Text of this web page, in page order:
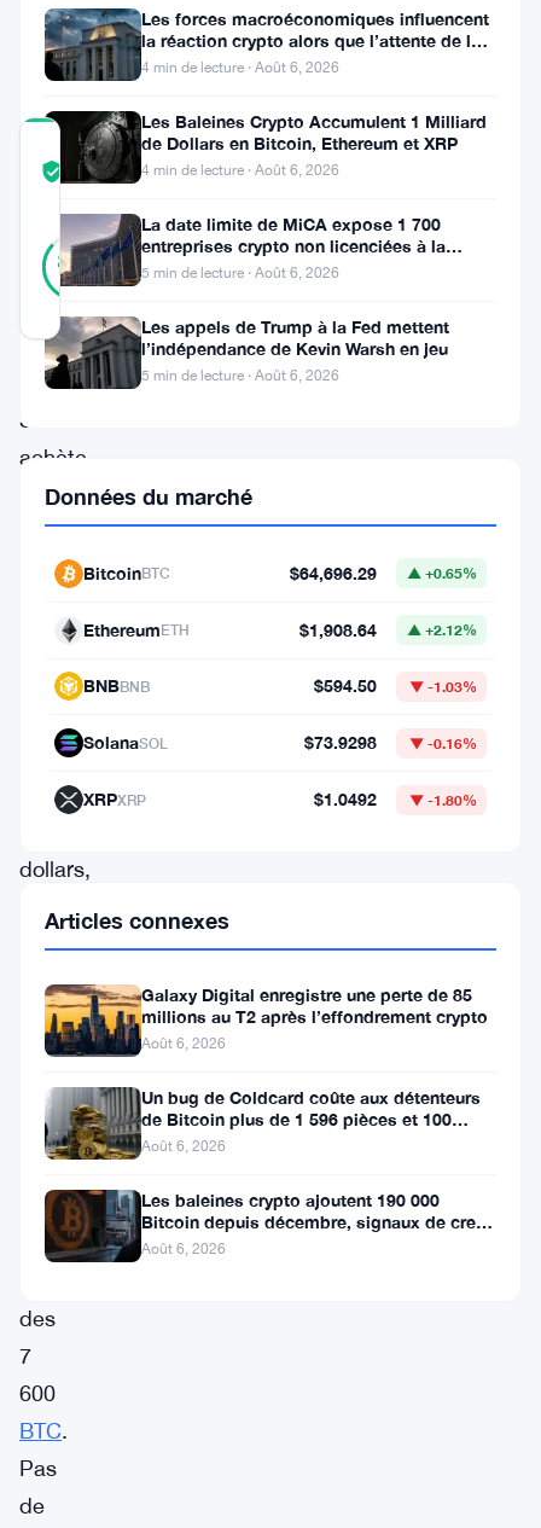
BTC
Réserves
COMMUNITY
TRUST
Vérifié
86 %
RÉEL
Vérifié
35
votes
Salvador
achète
encore.
Alors
que
Bitcoin
glisse
dollars,
gouvernement
Nayib
Bukele
renforce
ses
réserves,
qui
s’approchent
des
7
600
BTC.
Pas
de
Les forces macroéconomiques influencent
la réaction crypto alors que l’attente de la
Fed se poursuit
4 min de lecture · Août 6, 2026
Les Baleines Crypto Accumulent 1 Milliard
de Dollars en Bitcoin, Ethereum et XRP
4 min de lecture · Août 6, 2026
La date limite de MiCA expose 1 700
entreprises crypto non licenciées à la
fraude par usurpation
5 min de lecture · Août 6, 2026
Les appels de Trump à la Fed mettent
l’indépendance de Kevin Warsh en jeu
5 min de lecture · Août 6, 2026
Données du marché
BitcoinBTC $64,696.29 ▲ +0.65%
EthereumETH $1,908.64 ▲ +2.12%
BNBBNB $594.50 ▼ -1.03%
SolanaSOL $73.9298 ▼ -0.16%
XRPXRP $1.0492 ▼ -1.80%
Articles connexes
Galaxy Digital enregistre une perte de 85
millions au T2 après l’effondrement crypto
Août 6, 2026
Un bug de Coldcard coûte aux détenteurs
de Bitcoin plus de 1 596 pièces et 100
millions de dollars
Août 6, 2026
Les baleines crypto ajoutent 190 000
Bitcoin depuis décembre, signaux de creux
du marché baissier s’accumulent
Août 6, 2026